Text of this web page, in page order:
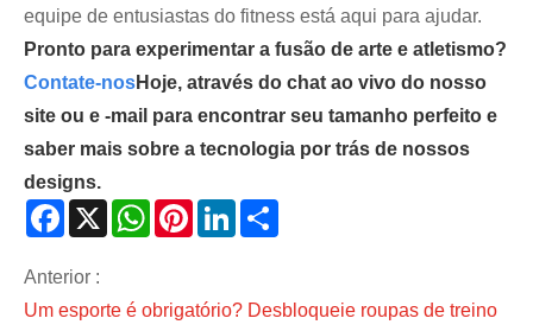
equipe de entusiastas do fitness está aqui para ajudar.
Pronto para experimentar a fusão de arte e atletismo?
Contate-nosHoje, através do chat ao vivo do nosso
site ou e -mail para encontrar seu tamanho perfeito e
saber mais sobre a tecnologia por trás de nossos
designs.
Facebook
X WhatsAppPinterestLinkedIn
Anterior :
Um esporte é obrigatório? Desbloqueie roupas de treino